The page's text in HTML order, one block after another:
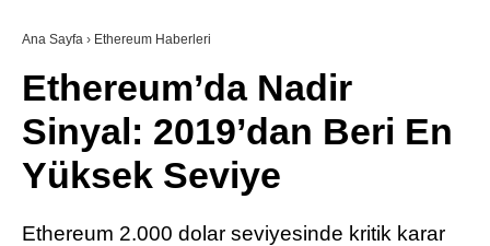
Youtube
TikTok
SÖZLÜK
Ana Sayfa › Ethereum Haberleri
Ethereum’da Nadir
Sinyal: 2019’dan Beri En
Yüksek Seviye
Ethereum 2.000 dolar seviyesinde kritik karar